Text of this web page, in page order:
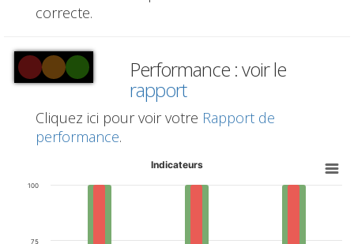
correcte.
Performance : voir le
rapport
Cliquez ici pour voir votre Rapport de
performance.
Indicateurs
75
100